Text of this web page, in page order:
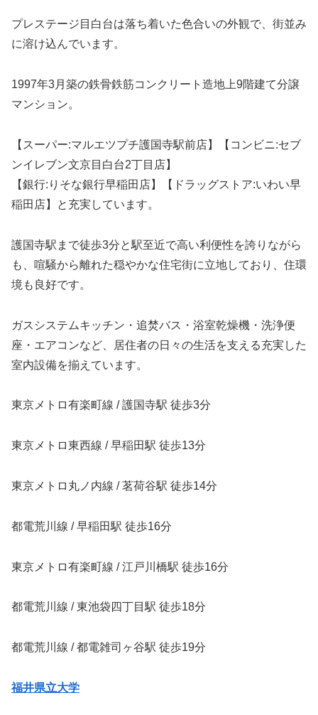
プレステージ目白台は落ち着いた色合いの外観で、街並み
に溶け込んでいます。
1997年3月築の鉄骨鉄筋コンクリート造地上9階建て分譲
マンション。
【スーパー:マルエツプチ護国寺駅前店】【コンビニ:セブ
ンイレブン文京目白台2丁目店】
【銀行:りそな銀行早稲田店】【ドラッグストア:いわい早
稲田店】と充実しています。
護国寺駅まで徒歩3分と駅至近で高い利便性を誇りながら
も、喧騒から離れた穏やかな住宅街に立地しており、住環
境も良好です。
ガスシステムキッチン・追焚バス・浴室乾燥機・洗浄便
座・エアコンなど、居住者の日々の生活を支える充実した
室内設備を揃えています。
東京メトロ有楽町線 / 護国寺駅 徒歩3分
東京メトロ東西線 / 早稲田駅 徒歩13分
東京メトロ丸ノ内線 / 茗荷谷駅 徒歩14分
都電荒川線 / 早稲田駅 徒歩16分
東京メトロ有楽町線 / 江戸川橋駅 徒歩16分
都電荒川線 / 東池袋四丁目駅 徒歩18分
都電荒川線 / 都電雑司ヶ谷駅 徒歩19分
福井県立大学